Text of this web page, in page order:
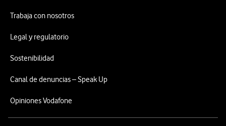
Trabaja con nosotros
Legal y regulatorio
Sostenibilidad
Canal de denuncias – Speak Up
Opiniones Vodafone